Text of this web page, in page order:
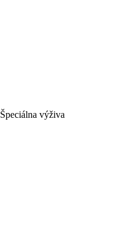
Špeciálna výživa